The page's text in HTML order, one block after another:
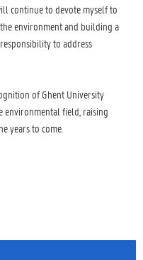
continue to devote myself to
environment and building a
to address
of Ghent University
environmental field, raising
years to come.